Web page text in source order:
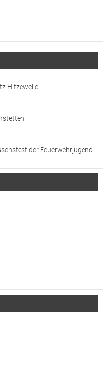
Hitzewelle
der Feuerwehrjugend